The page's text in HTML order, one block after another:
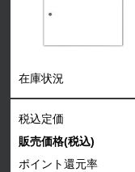
在庫状況
税込定価
販売価格(税込)
ポイント還元率